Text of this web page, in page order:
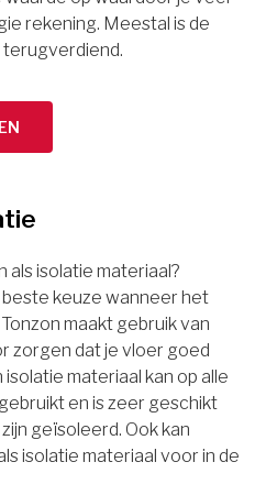
rekening. Meestal is de
terugverdiend.
als isolatie materiaal?
keuze wanneer het
maakt gebruik van
zorgen dat je vloer goed
materiaal kan op alle
en is zeer geschikt
geïsoleerd. Ook kan
isolatie materiaal voor in de